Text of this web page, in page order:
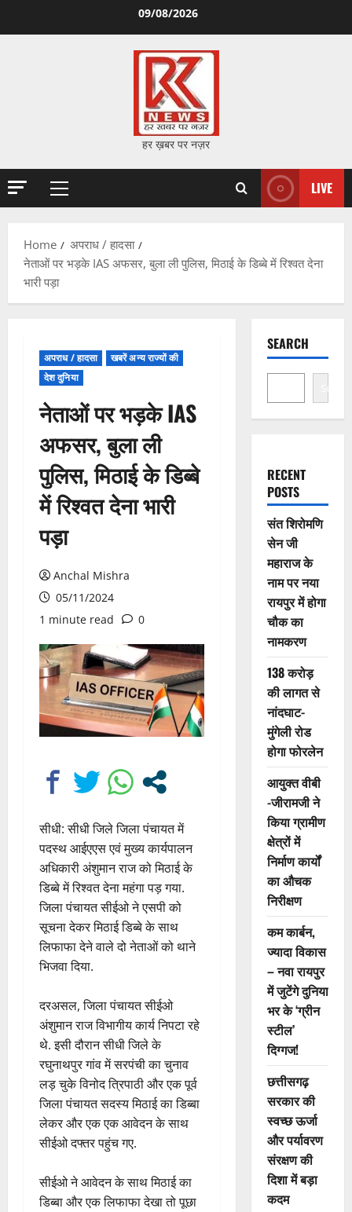
09/08/2026
हर ख़बर पर नज़र
Primary
LIVE
Home
अपराध / हादसा
नेताओं पर भड़के IAS अफसर, बुला ली पुलिस, मिठाई के डिब्बे में रिश्वत देना
भारी पड़ा
अपराध / हादसा
खबरें अन्य राज्यों की
देश दुनिया
नेताओं पर भड़के IAS
अफसर, बुला ली
पुलिस, मिठाई के डिब्बे
में रिश्वत देना भारी
पड़ा
Anchal Mishra
05/11/2024
1 minute read
0
सीधी: सीधी जिले जिला पंचायत में
पदस्थ आईएएस एवं मुख्य कार्यपालन
अधिकारी अंशुमान राज को मिठाई के
डिब्बे में रिश्वत देना महंगा पड़ गया.
जिला पंचायत सीईओ ने एसपी को
सूचना देकर मिठाई डिब्बे के साथ
लिफाफा देने वाले दो नेताओं को थाने
भिजवा दिया.
दरअसल, जिला पंचायत सीईओ
अंशुमान राज विभागीय कार्य निपटा रहे
थे. इसी दौरान सीधी जिले के
रघुनाथपुर गांव में सरपंची का चुनाव
लड़ चुके विनोद त्रिपाठी और एक पूर्व
जिला पंचायत सदस्य मिठाई का डिब्बा
लेकर और एक एक आवेदन के साथ
सीईओ दफ्तर पहुंच गए.
सीईओ ने आवेदन के साथ मिठाई का
डिब्बा और एक लिफाफा देखा तो पूछा
SEARCH
Search
RECENT
POSTS
संत शिरोमणि
सेन जी
महाराज के
नाम पर नया
रायपुर में होगा
चौक का
नामकरण
138 करोड़
की लागत से
नांदघाट-
मुंगेली रोड
होगा फोरलेन
आयुक्त वीबी
-जीरामजी ने
किया ग्रामीण
क्षेत्रों में
निर्माण कार्यों
का औचक
निरीक्षण
कम कार्बन,
ज्यादा विकास
– नवा रायपुर
में जुटेंगे दुनिया
भर के ‘ग्रीन
स्टील’
दिग्गज!
छत्तीसगढ़
सरकार की
स्वच्छ ऊर्जा
और पर्यावरण
संरक्षण की
दिशा में बड़ा
कदम